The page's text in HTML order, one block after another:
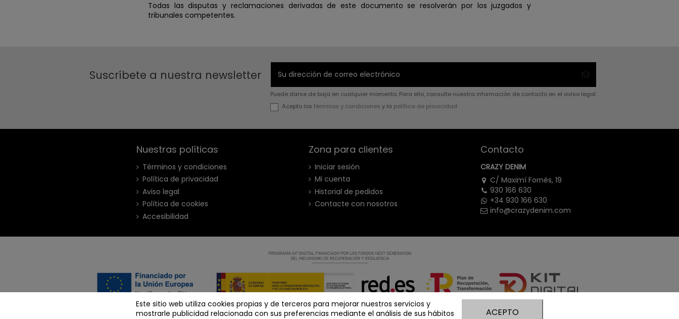
Todas las disputas y reclamaciones derivadas de este documento se resolverán por los juzgados y
tribunales competentes.
Suscríbete a nuestra newsletter
Puede darse de baja en cualquier momento. Para ello, consulte nuestra información de contacto en el aviso legal.
Acepto los términos y condiciones y la política de privacidad
Nuestras políticas
Términos y condiciones
Política de privacidad
Aviso legal
Política de cookies
Accesibilidad
Zona para clientes
Iniciar sesión
Mi cuenta
Historial de pedidos
Contacte con nosotros
Contacto
CRAZY DENIM
C/ Maximí Fornés, 19
930 166 630
+34 930 166 630
info@crazydenim.com
Este sitio web utiliza cookies propias y de terceros para mejorar nuestros servicios y
mostrarle publicidad relacionada con sus preferencias mediante el análisis de sus hábitos
ACEPTO
© Crazy Denim - Todos los derechos reservados - Powered bybytefactory